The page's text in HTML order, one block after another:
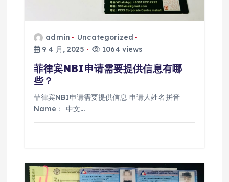
admin
Uncategorized
9 4 月, 2025
1064 views
菲律宾NBI申请需要提供信息有哪
些？
菲律宾NBI申请需要提供信息 申请人姓名拼音
Name： 中文…